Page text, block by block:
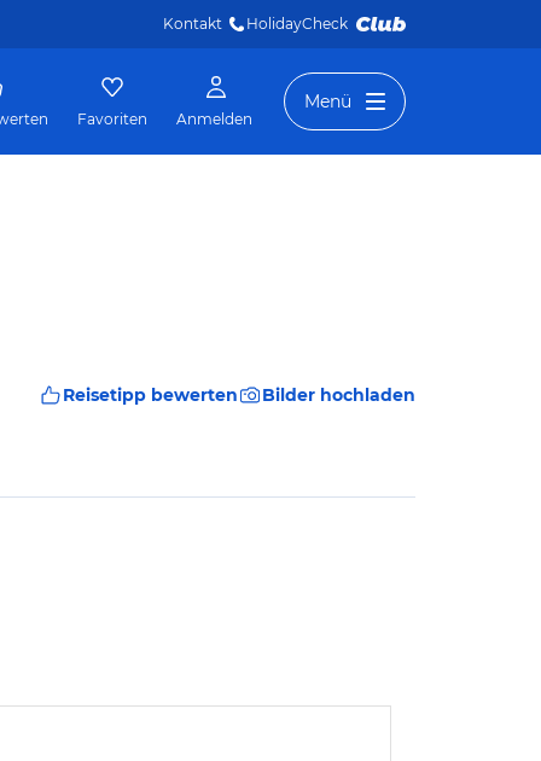
Kontakt HolidayCheck
Favoriten Anmelden
Menü
Reisetipp bewerten Bilder hochladen